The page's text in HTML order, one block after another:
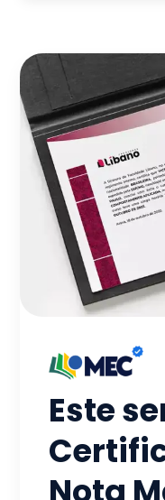
Este